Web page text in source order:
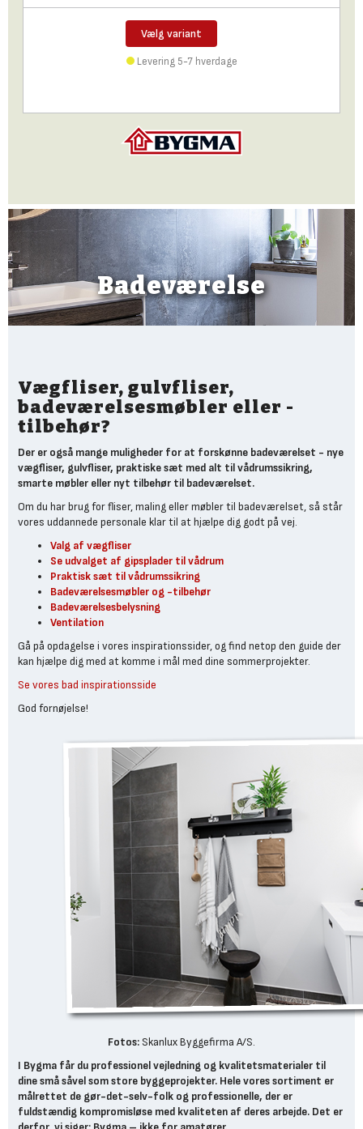
Vælg variant
Levering 5-7 hverdage
Badeværelse
Vægfliser, gulvfliser,
badeværelsesmøbler eller -
tilbehør?
Der er også mange muligheder for at forskønne badeværelset - nye
vægfliser, gulvfliser, praktiske sæt med alt til vådrumssikring,
smarte møbler eller nyt tilbehør til badeværelset.
Om du har brug for fliser, maling eller møbler til badeværelset, så står
vores uddannede personale klar til at hjælpe dig godt på vej.
Valg af vægfliser
Se udvalget af gipsplader til vådrum
Praktisk sæt til vådrumssikring
Badeværelsesmøbler og -tilbehør
Badeværelsesbelysning
Ventilation
Gå på opdagelse i vores inspirationssider, og find netop den guide der
kan hjælpe dig med at komme i mål med dine sommerprojekter.
Se vores bad inspirationsside
God fornøjelse!
Fotos: Skanlux Byggefirma A/S.
I Bygma får du professionel vejledning og kvalitetsmaterialer til
dine små såvel som store byggeprojekter. Hele vores sortiment er
målrettet de gør-det-selv-folk og professionelle, der er
fuldstændig kompromisløse med kvaliteten af deres arbejde. Det er